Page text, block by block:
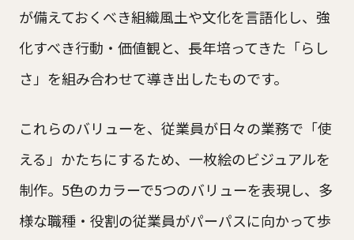
が備えておくべき組織風土や文化を言語化し、強
化すべき行動・価値観と、長年培ってきた「らし
さ」を組み合わせて導き出したものです。
これらのバリューを、従業員が日々の業務で「使
える」かたちにするため、一枚絵のビジュアルを
制作。5色のカラーで5つのバリューを表現し、多
様な職種・役割の従業員がパーパスに向かって歩